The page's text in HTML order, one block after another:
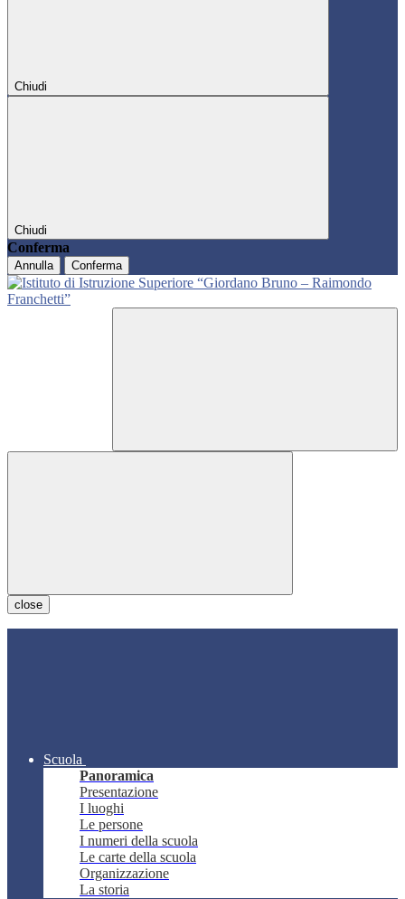
Chiudi
Chiudi
Conferma
Annulla Conferma
close
Scuola
Panoramica
Presentazione
I luoghi
Le persone
I numeri della scuola
Le carte della scuola
Organizzazione
La storia